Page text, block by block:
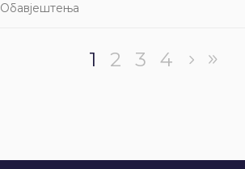
Обавјештења
1 2 3 4